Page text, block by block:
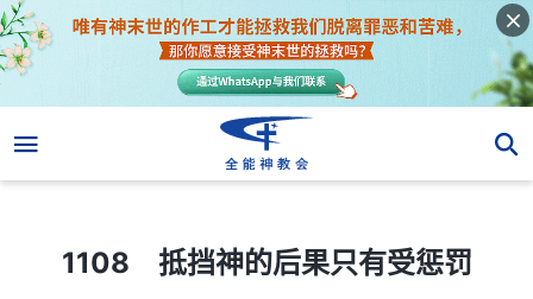
1108 抵挡神的后果只有受惩罚
1108 抵挡神的后果只有受惩罚